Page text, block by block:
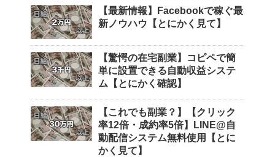
【最新情報】Facebookで稼ぐ最
新ノウハウ【とにかく見て】
【驚愕の在宅副業】コピペで簡
単に設置できる自動収益システ
ム【とにかく確認】
【これでも副業？】【クリック
率12倍・成約率5倍】LINE@自
動配信システム無料使用【とに
かく見て】